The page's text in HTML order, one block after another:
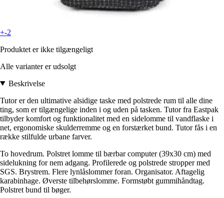
+-2
Produktet er ikke tilgængeligt
Alle varianter er udsolgt
Beskrivelse
Tutor er den ultimative alsidige taske med polstrede rum til alle dine
ting, som er tilgængelige inden i og uden på tasken. Tutor fra Eastpak
tilbyder komfort og funktionalitet med en sidelomme til vandflaske i
net, ergonomiske skulderremme og en forstærket bund. Tutor fås i en
række stilfulde urbane farver.
To hovedrum. Polstret lomme til bærbar computer (39x30 cm) med
sidelukning for nem adgang. Profilerede og polstrede stropper med
SGS. Brystrem. Flere lynlåslommer foran. Organisator. Aftagelig
karabinhage. Øverste tilbehørslomme. Formstøbt gummihåndtag.
Polstret bund til bøger.